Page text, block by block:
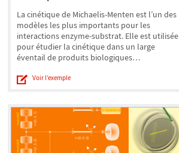
La cinétique de Michaelis-Menten est l’un des
modèles les plus importants pour les
interactions enzyme-substrat. Elle est utilisée
pour étudier la cinétique dans un large
éventail de produits biologiques…
Voir l’exemple